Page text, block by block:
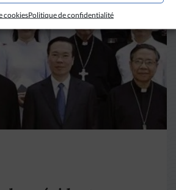
cookiesPolitique de confidentialité
LIRE PLUS →